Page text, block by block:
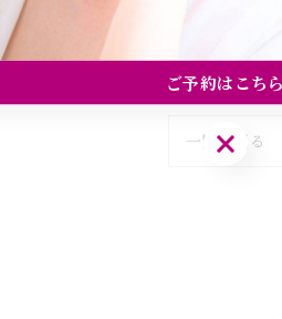
一覧に戻る
ご予約はこちら
ご予約はこちら